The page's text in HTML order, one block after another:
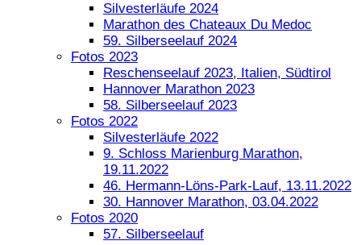
Silvesterläufe 2024
Marathon des Chateaux Du Medoc
59. Silberseelauf 2024
Fotos 2023
Reschenseelauf 2023, Italien, Südtirol
Hannover Marathon 2023
58. Silberseelauf 2023
Fotos 2022
Silvesterläufe 2022
9. Schloss Marienburg Marathon,
19.11.2022
46. Hermann-Löns-Park-Lauf, 13.11.2022
30. Hannover Marathon, 03.04.2022
Fotos 2020
57. Silberseelauf